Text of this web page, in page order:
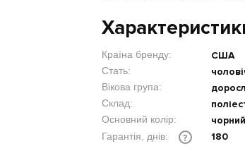
Країна бренду: США
Стать:
Вікова група:
Склад:
Основний колір: чорний
Гарантія, днів: ? 180